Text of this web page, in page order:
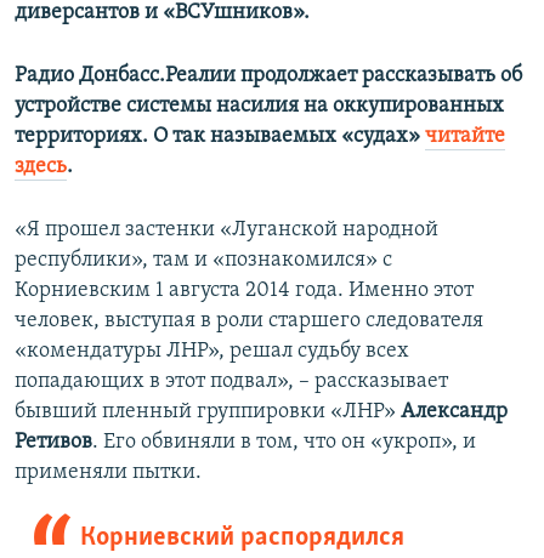
диверсантов и «ВСУшников».
Радио Донбасс.Реалии продолжаетрассказывать об
устройстве системы насилия на оккупированных
территориях. О так называемых «судах» читайте
здесь.
«Я прошел застенки «Луганской народной
республики», там и «познакомился» с
Корниевским 1 августа 2014 года. Именно этот
человек, выступая в роли старшего следователя
«комендатуры ЛНР», решал судьбу всех
попадающих в этот подвал», – рассказывает
бывший пленный группировки «ЛНР» Александр
Ретивов. Его обвиняли в том, что он «укроп», и
применяли пытки.
Корниевский распорядился